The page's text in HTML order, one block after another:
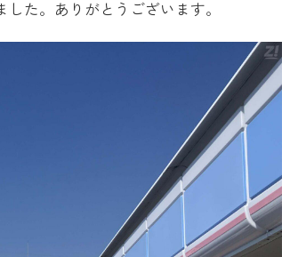
た。ありがとうございます。